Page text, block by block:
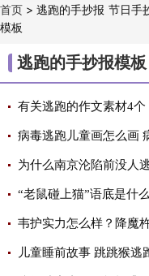
节日手
首页 > 逃跑的手抄报
模板
逃跑的手抄报模板
有关逃跑的作文素材4个
病毒逃跑儿童画怎么画
为什么南京沦陷前没人
“老鼠碰上猫”语底是什
韦护实力怎么样？降魔
儿童睡前故事 跳跳猴逃